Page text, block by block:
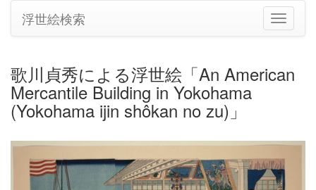
ナ
ビ
シ
り
替
え
浮世絵検索
歌川貞秀による浮世絵「An American
Mercantile Building in Yokohama
(Yokohama ijin shôkan no zu)」